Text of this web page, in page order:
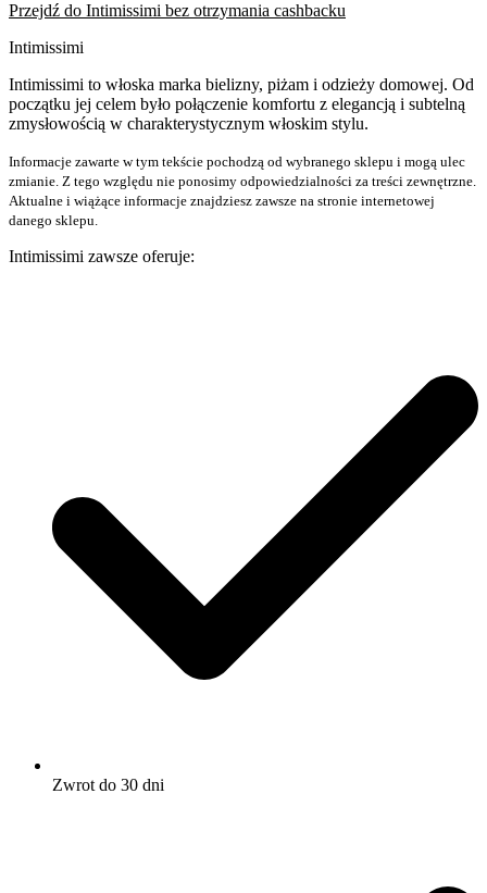
Przejdź do Intimissimi bez otrzymania cashbacku
Intimissimi
Intimissimi to włoska marka bielizny, piżam i odzieży domowej. Od
początku jej celem było połączenie komfortu z elegancją i subtelną
zmysłowością w charakterystycznym włoskim stylu.
Informacje zawarte w tym tekście pochodzą od wybranego sklepu i mogą ulec
zmianie. Z tego względu nie ponosimy odpowiedzialności za treści zewnętrzne.
Aktualne i wiążące informacje znajdziesz zawsze na stronie internetowej
danego sklepu.
Intimissimi zawsze oferuje:
Zwrot do 30 dni